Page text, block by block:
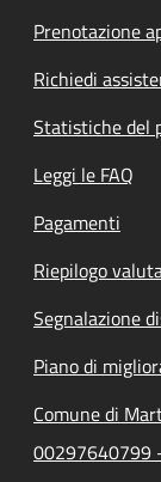
Prenotazione
Richiedi
Statistiche del
Leggi le FAQ
Pagamenti
Riepilogo
Segnalazione
Piano di
Comune di
00297640799